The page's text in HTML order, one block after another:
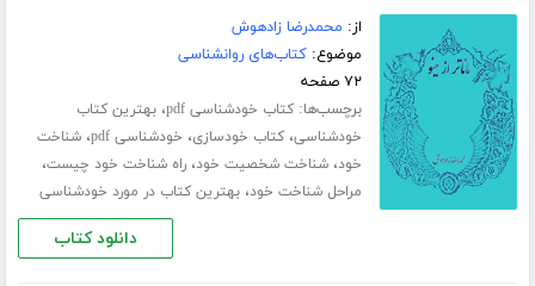
از: محمدرضا زادهوش
موضوع:کتاب‌های روانشناسی
۷۲ صفحه
برچسب‌ها:کتاب خودشناسی pdf ،بهترین کتاب
خودشناسی،کتاب خودسازی، خودشناسی pdf ،شناخت
خود،شناخت شخصیت خود،راه شناخت خود چیست،
مراحل شناخت خود،بهترین کتاب در مورد خودشناسی
دانلود کتاب